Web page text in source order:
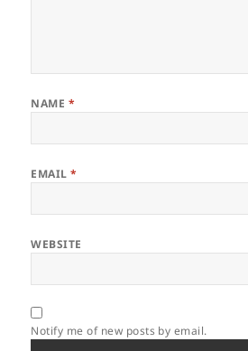
NAME *
EMAIL*
WEBSITE
Notify me of new posts by email.